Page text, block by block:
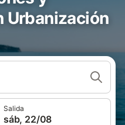
Urbanización
Salida
sáb, 22/08